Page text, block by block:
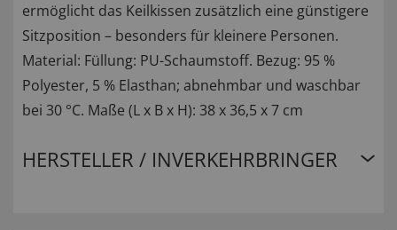
ermöglicht das Keilkissen zusätzlich eine günstigere
Sitzposition – besonders für kleinere Personen.
Material: Füllung: PU-Schaumstoff. Bezug: 95 %
Polyester, 5 % Elasthan; abnehmbar und waschbar
bei 30 °C. Maße (L x B x H): 38 x 36,5 x 7 cm
HERSTELLER / INVERKEHRBRINGER